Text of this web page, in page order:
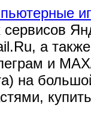
а
и
на